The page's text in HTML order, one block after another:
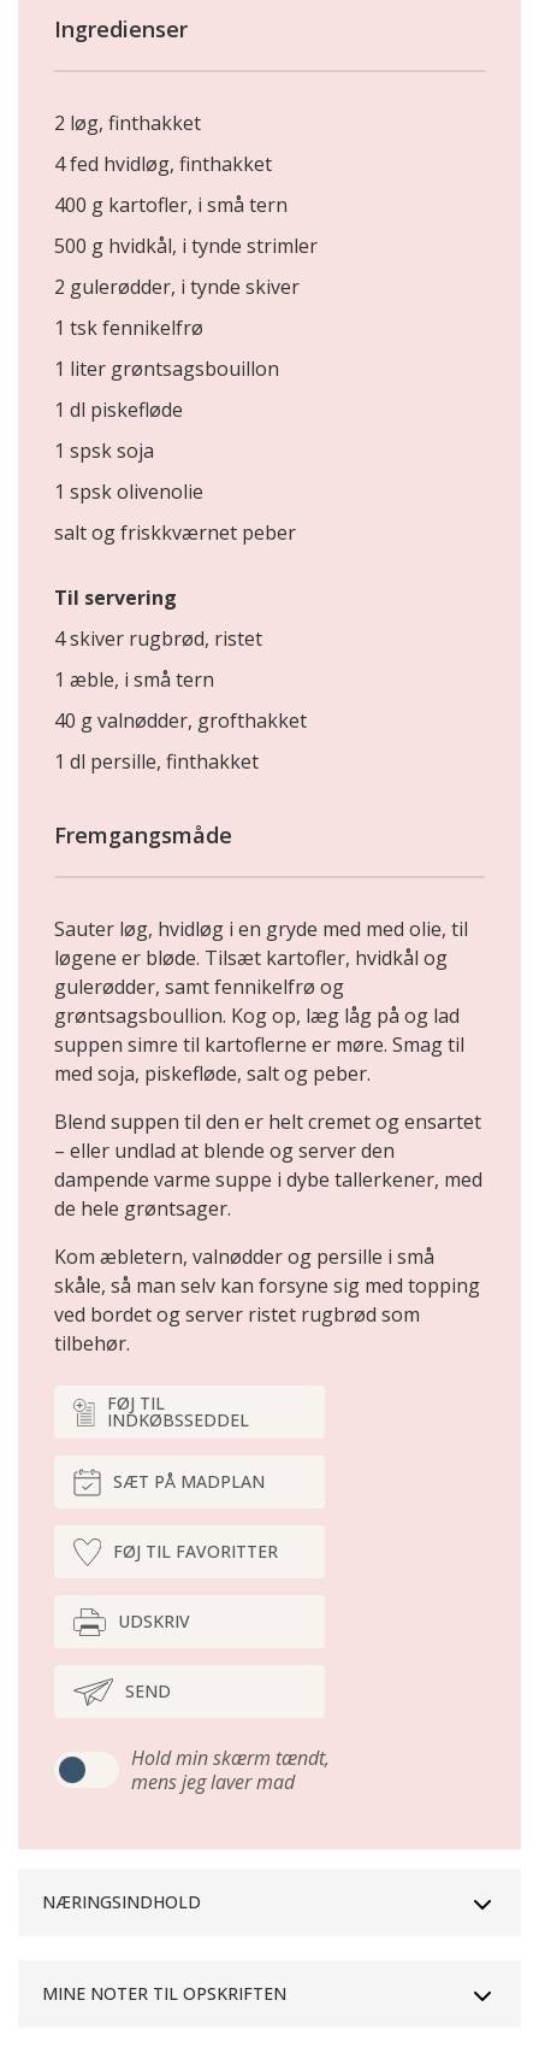
Ingredienser
2 løg, finthakket
4 fed hvidløg, finthakket
400 g kartofler, i små tern
500 g hvidkål, i tynde strimler
2 gulerødder, i tynde skiver
1 tsk fennikelfrø
1 liter grøntsagsbouillon
1 dl piskefløde
1 spsk soja
1 spsk olivenolie
salt og friskkværnet peber
Til servering
4 skiver rugbrød, ristet
1 æble, i små tern
40 g valnødder, grofthakket
1 dl persille, finthakket
Fremgangsmåde
Sauter løg, hvidløg i en gryde med med olie, til
løgene er bløde. Tilsæt kartofler, hvidkål og
gulerødder, samt fennikelfrø og
grøntsagsboullion. Kog op, læg låg på og lad
suppen simre til kartoflerne er møre. Smag til
med soja, piskefløde, salt og peber.
Blend suppen til den er helt cremet og ensartet
– eller undlad at blende og server den
dampende varme suppe i dybe tallerkener, med
de hele grøntsager.
Kom æbletern, valnødder og persille i små
skåle, så man selv kan forsyne sig med topping
ved bordet og server ristet rugbrød som
tilbehør.
FØJ TIL
INDKØBSSEDDEL
SÆT PÅ MADPLAN
FØJ TIL FAVORITTER
UDSKRIV
SEND
Hold min skærm tændt,
mens jeg laver mad
NÆRINGSINDHOLD
MINE NOTER TIL OPSKRIFTEN